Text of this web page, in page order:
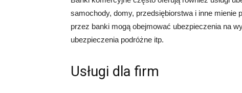
samochody, domy, przedsiębiorstwa i inne
przez banki mogą obejmować ubezpieczenia na
ubezpieczenia podróżne itp.
Usługi dla firm